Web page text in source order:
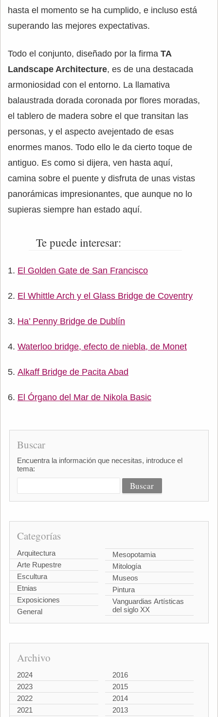
hasta el momento se ha cumplido, e incluso está
superando las mejores expectativas.
Todo el conjunto, diseñado por la firma TA
Landscape Architecture, es de una destacada
armoniosidad con el entorno. La llamativa
balaustrada dorada coronada por flores moradas,
el tablero de madera sobre el que transitan las
personas, y el aspecto avejentado de esas
enormes manos. Todo ello le da cierto toque de
antiguo. Es como si dijera, ven hasta aquí,
camina sobre el puente y disfruta de unas vistas
panorámicas impresionantes, que aunque no lo
supieras siempre han estado aquí.
Te puede interesar:
El Golden Gate de San Francisco
El Whittle Arch y el Glass Bridge de Coventry
Ha’ Penny Bridge de Dublín
Waterloo bridge, efecto de niebla, de Monet
Alkaff Bridge de Pacita Abad
El Órgano del Mar de Nikola Basic
Buscar
Encuentra la información que necesitas, introduce el
tema:
Categorías
Arquitectura
Arte Rupestre
Escultura
Etnias
Exposiciones
General
Mesopotamia
Mitología
Museos
Pintura
Vanguardias Artísticas
del siglo XX
Archivo
2024
2023
2022
2021
2016
2015
2014
2013